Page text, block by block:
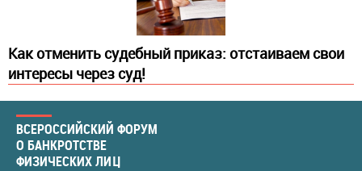
​Как отменить судебный приказ: отстаиваем свои
интересы через суд!
ВСЕРОССИЙСКИЙ ФОРУМ
О БАНКРОТСТВЕ
ФИЗИЧЕСКИХ ЛИЦ